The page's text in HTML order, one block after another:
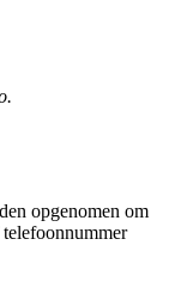
opgenomen om